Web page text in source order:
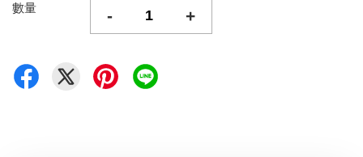
數量 - +